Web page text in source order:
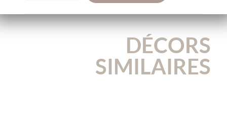
DÉCORS
SIMILAIRES